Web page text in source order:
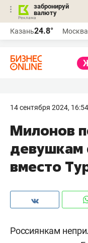
забронируй
валюту
Казань24.8° Москва
14 сентября 2024, 16:54
Милонов
девушкам
вместо
Россиянкам